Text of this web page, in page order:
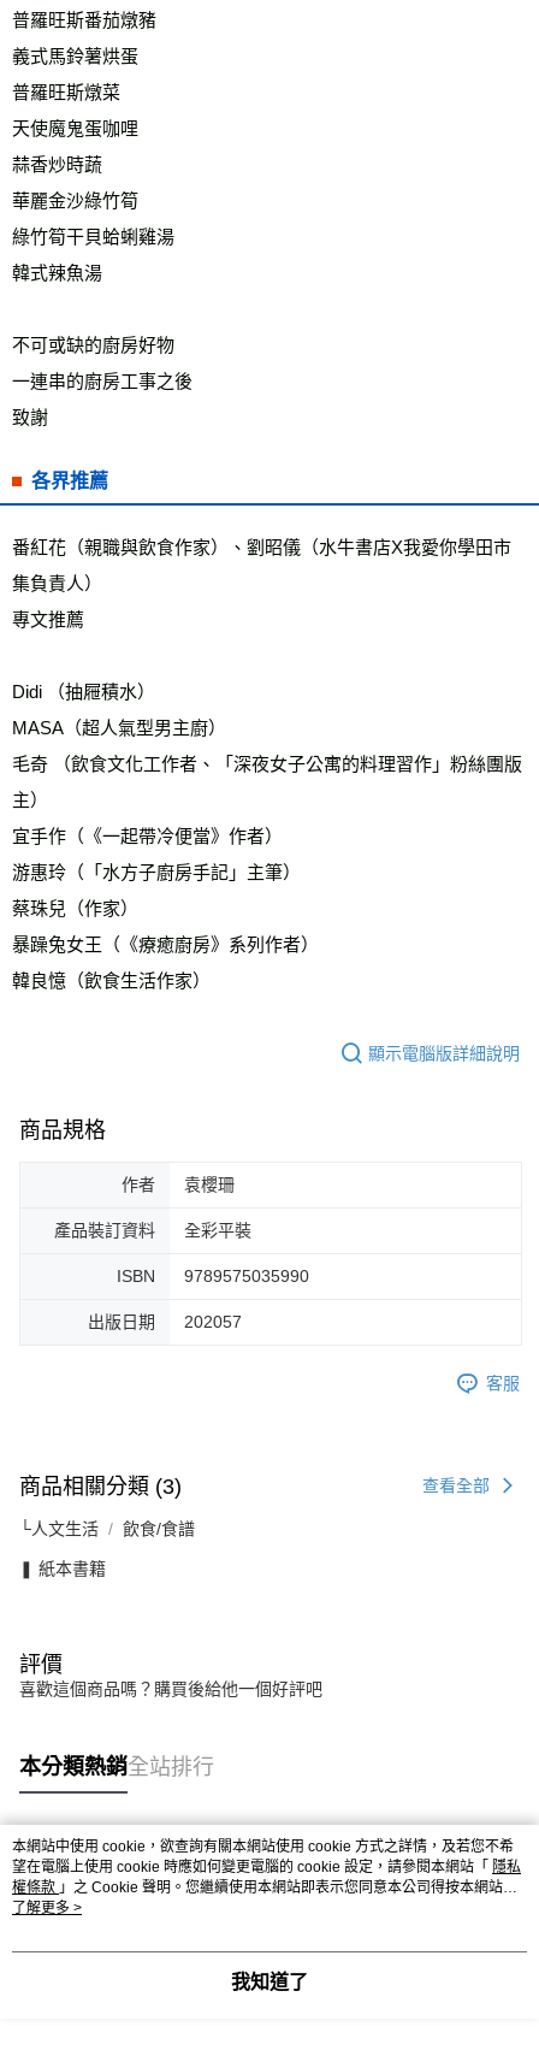
普羅旺斯番茄燉豬
義式馬鈴薯烘蛋
普羅旺斯燉菜
天使魔鬼蛋咖哩
蒜香炒時蔬
華麗金沙綠竹筍
綠竹筍干貝蛤蜊雞湯
韓式辣魚湯
不可或缺的廚房好物
一連串的廚房工事之後
致謝
各界推薦
番紅花（親職與飲食作家）、劉昭儀（水牛書店X我愛你學田市
集負責人）
專文推薦
Didi （抽屜積水）
MASA（超人氣型男主廚）
毛奇 （飲食文化工作者、「深夜女子公寓的料理習作」粉絲團版
主）
宜手作（《一起帶冷便當》作者）
游惠玲（「水方子廚房手記」主筆）
蔡珠兒（作家）
暴躁兔女王（《療癒廚房》系列作者）
韓良憶（飲食生活作家）
顯示電腦版詳細說明
商品規格
作者 袁櫻珊
產品裝訂資料 全彩平裝
ISBN 9789575035990
出版日期 202057
客服
商品相關分類 (3) 查看全部
└人文生活 飲食/食譜
❚ 紙本書籍
評價
喜歡這個商品嗎？購買後給他一個好評吧
本分類熱銷全站排行
熱門標籤
本網站中使用 cookie，欲查詢有關本網站使用 cookie 方式之詳情，及若您不希
望在電腦上使用 cookie 時應如何變更電腦的 cookie 設定，請參閱本網站「 隱私
權條款 」之 Cookie 聲明。您繼續使用本網站即表示您同意本公司得按本網站使
用條款之 Cookie 聲明使用 cookie。
了解更多 >
我知道了